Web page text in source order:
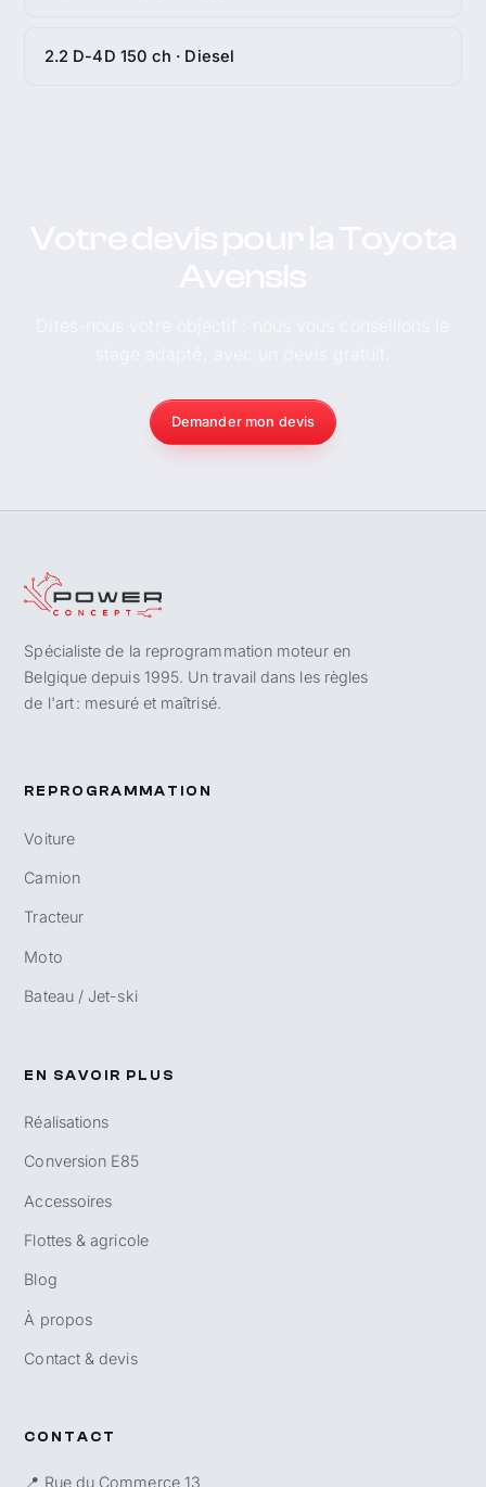
2.2 D-4D 150 ch · Diesel
Demander mon devis
Spécialiste de la reprogrammation moteur en
Belgique depuis 1995. Un travail dans les règles
de l'art : mesuré et maîtrisé.
REPROGRAMMATION
Voiture
Camion
Tracteur
Moto
Bateau / Jet-ski
EN SAVOIR PLUS
Réalisations
Conversion E85
Accessoires
Flottes & agricole
Blog
À propos
Contact & devis
CONTACT
📍 Rue du Commerce 13